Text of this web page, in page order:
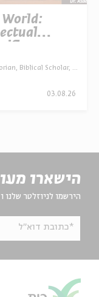
World:
Scholar, and Zionist Thinker
03.08.26
הישארו
הירשמו לניוזלטר שלנו
*כתובת דוא"ל